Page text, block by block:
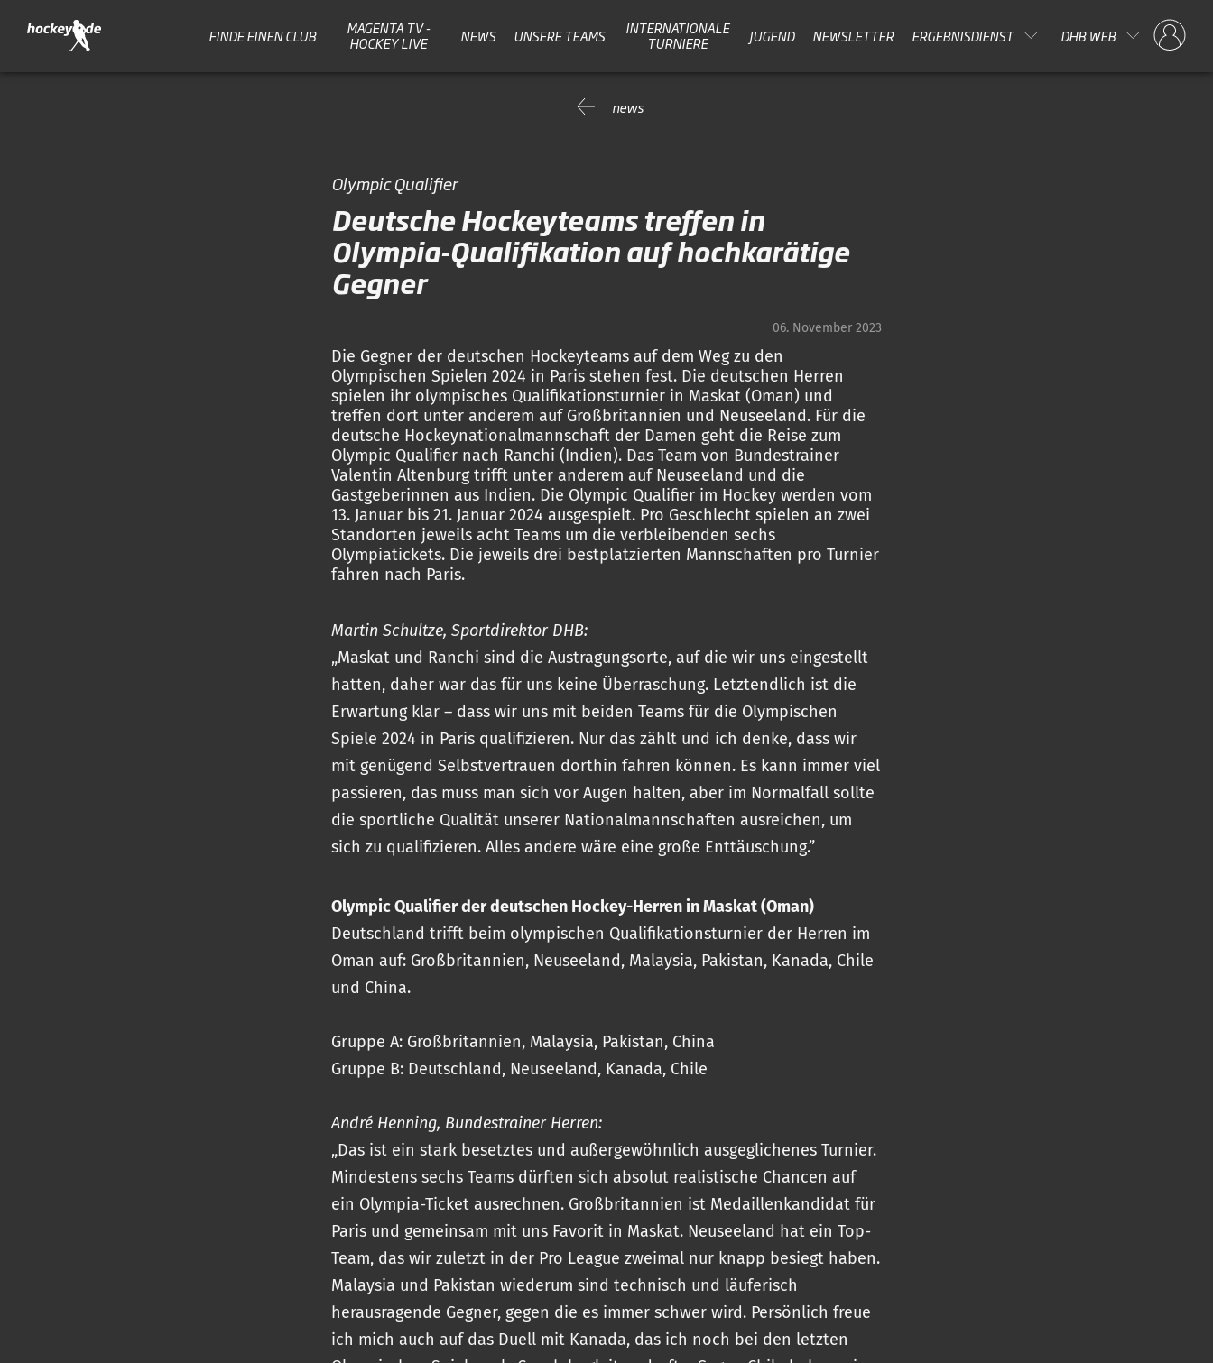
FINDE EINEN CLUB
MAGENTA TV -
HOCKEY LIVE
NEWS UNSERE TEAMS
INTERNATIONALE
TURNIERE
JUGEND NEWSLETTER ERGEBNISDIENST DHB WEB
news
Olympic Qualifier
Deutsche Hockeyteams treffen in
Olympia-Qualifikation auf hochkarätige
Gegner
06. November 2023
Die Gegner der deutschen Hockeyteams auf dem Weg zu den
Olympischen Spielen 2024 in Paris stehen fest. Die deutschen Herren
spielen ihr olympisches Qualifikationsturnier in Maskat (Oman) und
treffen dort unter anderem auf Großbritannien und Neuseeland. Für die
deutsche Hockeynationalmannschaft der Damen geht die Reise zum
Olympic Qualifier nach Ranchi (Indien). Das Team von Bundestrainer
Valentin Altenburg trifft unter anderem auf Neuseeland und die
Gastgeberinnen aus Indien. Die Olympic Qualifier im Hockey werden vom
13. Januar bis 21. Januar 2024 ausgespielt. Pro Geschlecht spielen an zwei
Standorten jeweils acht Teams um die verbleibenden sechs
Olympiatickets. Die jeweils drei bestplatzierten Mannschaften pro Turnier
fahren nach Paris.
Martin Schultze, Sportdirektor DHB:
„Maskat und Ranchi sind die Austragungsorte, auf die wir uns eingestellt
hatten, daher war das für uns keine Überraschung. Letztendlich ist die
Erwartung klar – dass wir uns mit beiden Teams für die Olympischen
Spiele 2024 in Paris qualifizieren. Nur das zählt und ich denke, dass wir
mit genügend Selbstvertrauen dorthin fahren können. Es kann immer viel
passieren, das muss man sich vor Augen halten, aber im Normalfall sollte
die sportliche Qualität unserer Nationalmannschaften ausreichen, um
sich zu qualifizieren. Alles andere wäre eine große Enttäuschung.”
Olympic Qualifier der deutschen Hockey-Herren in Maskat (Oman)
Deutschland trifft beim olympischen Qualifikationsturnier der Herren im
Oman auf: Großbritannien, Neuseeland, Malaysia, Pakistan, Kanada, Chile
und China.
Gruppe A: Großbritannien, Malaysia, Pakistan, China
Gruppe B: Deutschland, Neuseeland, Kanada, Chile
André Henning, Bundestrainer Herren:
„Das ist ein stark besetztes und außergewöhnlich ausgeglichenes Turnier.
Mindestens sechs Teams dürften sich absolut realistische Chancen auf
ein Olympia-Ticket ausrechnen. Großbritannien ist Medaillenkandidat für
Paris und gemeinsam mit uns Favorit in Maskat. Neuseeland hat ein Top-
Team, das wir zuletzt in der Pro League zweimal nur knapp besiegt haben.
Malaysia und Pakistan wiederum sind technisch und läuferisch
herausragende Gegner, gegen die es immer schwer wird. Persönlich freue
ich mich auch auf das Duell mit Kanada, das ich noch bei den letzten